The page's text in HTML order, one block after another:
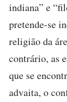
indiana” e
pretende-se
religião da
contrário, as
que se
advaita, o